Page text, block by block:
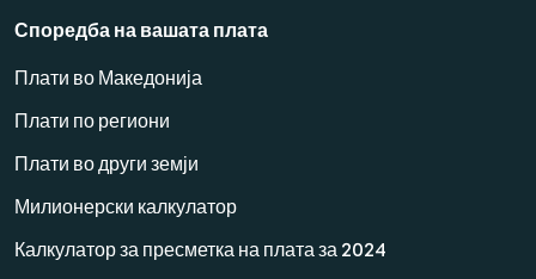
Споредба на вашата плата
Плати во Македонија
Плати по региони
Плати во други земји
Милионерски калкулатор
Калкулатор за пресметка на плата за 2024